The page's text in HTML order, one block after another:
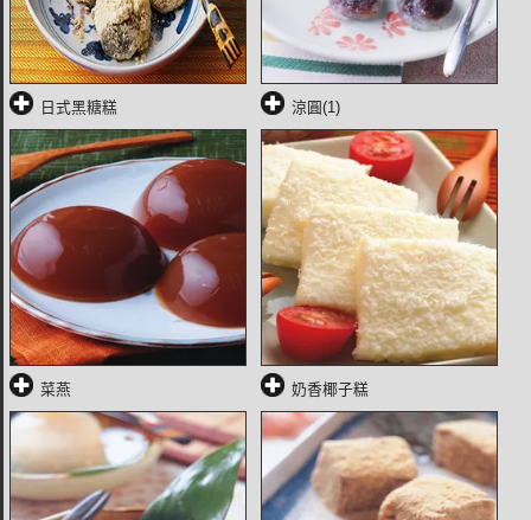
日式黑糖糕 涼圓(1)
菜燕 奶香椰子糕